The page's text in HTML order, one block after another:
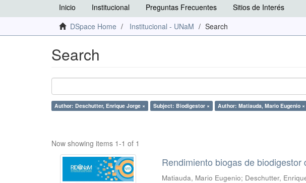
Inicio Institucional Preguntas Frecuentes
Sitios de Interés
DSpace Home
Institucional - UNaM Search
Search
Author: Deschutter, Enrique Jorge × Subject: Biodigestor × Author: Matiauda, Mario Eugenio ×
Now showing items 1-1 of 1
Rendimiento biogas de
Matiauda, Mario Eugenio; Deschutter,